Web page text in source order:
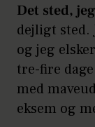
Det sted,
dejligt sted.
og jeg
tre-fire
med
eksem og